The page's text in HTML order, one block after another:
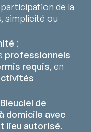
participation de la
simplicité ou
:
professionnels
requis, en
de
à domicile avec
lieu autorisé.